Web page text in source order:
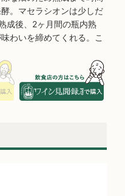
。マセラシオンは少しだ
成後、2ヶ月間の瓶内熟
わいを締めてくれる。こ